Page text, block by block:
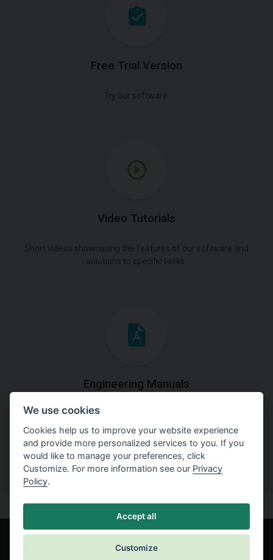
Free Trial Version
Video Tutorials
Engineering Manuals
Step by steps guides on how
to solve a specific tasks.
We use cookies
Cookies help us to improve your website experience
and provide more personalized services to you. If you
would like to manage your preferences, click
Customize. For more information see our Privacy
Policy.
Accept all
Customize